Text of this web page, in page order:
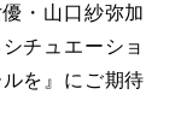
・山口紗弥加
チュエーショ
を』にご期待